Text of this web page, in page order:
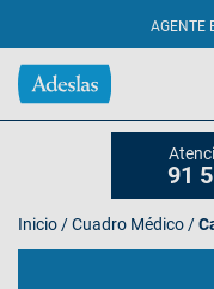
AGENTE
91
Inicio /Cuadro Médico /